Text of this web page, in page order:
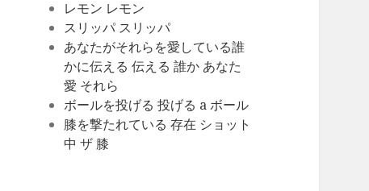
レモン レモン
スリッパ スリッパ
あなたがそれらを愛している誰
かに伝える 伝える 誰か あなた
愛 それら
ボールを投げる 投げる a ボール
膝を撃たれている 存在 ショット
中 ザ 膝